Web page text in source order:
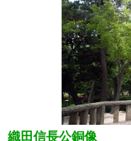
織田信長公銅像